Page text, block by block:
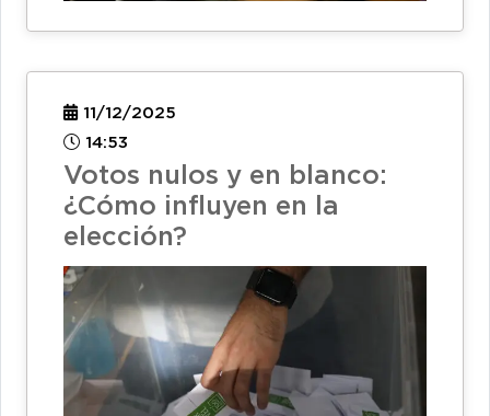
11/12/2025
14:53
Votos nulos y en blanco:
¿Cómo influyen en la
elección?